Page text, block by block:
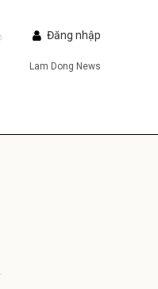
Đăng nhập
Lam Dong News